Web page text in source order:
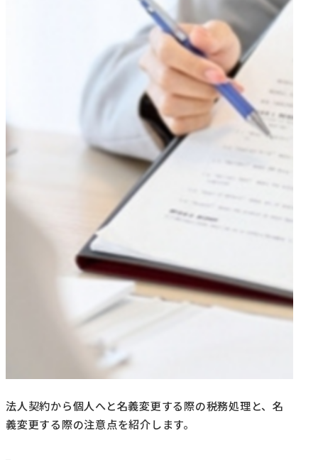
法人契約から個人へと名義変更する際の税務処理と、名
義変更する際の注意点を紹介します。